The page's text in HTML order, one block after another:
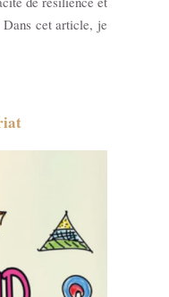
Dans cet article, je